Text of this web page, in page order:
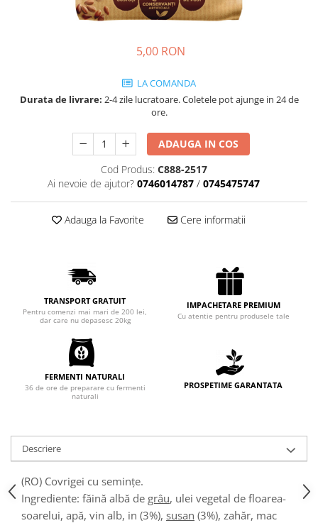
Cozonac Imperial
Creme tartinabile
Fursecuri cu unt
Chec cu iaurt
Chec Ciocco
Chec Glasat
Prajituri Fabrica de Amandine
Prajituri nuci
Rulade
Prajitura ingerilor
Prajituri Red Collection
Prajituri cu fructe
Prajituri cafea
Chec mini
Foietaje
Biscuiti
5,00 RON
LA COMANDA
Durata de livrare: 2-4 zile lucratoare. Coletele pot ajunge in 24 de
ore.
ADAUGA IN COS
Cod Produs: C888-2517
Ai nevoie de ajutor? 0746014787 / 0745475747
Adauga la Favorite Cere informatii
TRANSPORT GRATUIT
Pentru comenzi mai mari de 200 lei,
dar care nu depasesc 20kg
IMPACHETARE PREMIUM
Cu atentie pentru produsele tale
FERMENTI NATURALI
36 de ore de preparare cu fermenti
naturali
PROSPETIME GARANTATA
Descriere
(RO) Covrigei cu semințe.
Ingrediente: făină albă de grâu, ulei vegetal de floarea-
soarelui, apă, vin alb, in (3%), susan (3%), zahăr, mac